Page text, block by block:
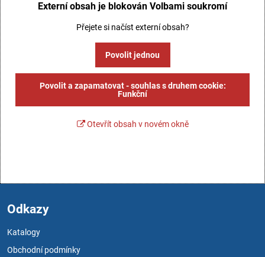
Externí obsah je blokován Volbami soukromí
Přejete si načíst externí obsah?
Povolit jednou
Povolit a zapamatovat - souhlas s druhem cookie:
Funkční
Otevřít obsah v novém okně
Odkazy
Katalogy
Obchodní podmínky